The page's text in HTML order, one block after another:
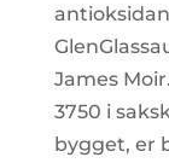
James
3750 i
bygget, er